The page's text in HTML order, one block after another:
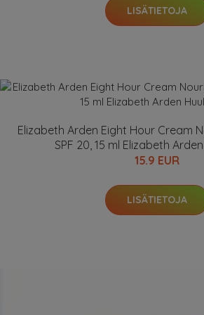
LISÄTIETOJA
Elizabeth Arden Eight Hour Cream
SPF 20, 15 ml Elizabeth
15.9 EUR
LISÄTIETOJA